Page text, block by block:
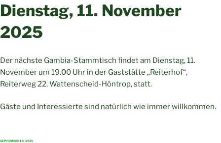
Dienstag, 11. November
2025
Der nächste Gambia-Stammtisch findet am Dienstag, 11.
November um 19.00 Uhr in der Gaststätte „Reiterhof“,
Reiterweg 22, Wattenscheid-Höntrop, statt.
Gäste und Interessierte sind natürlich wie immer willkommen.
VERÖFFENTLICHT
SEPTEMBER 18, 2025